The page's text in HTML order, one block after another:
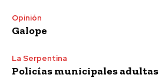
Opinión
Galope
La Serpentina
Policías municipales adultas